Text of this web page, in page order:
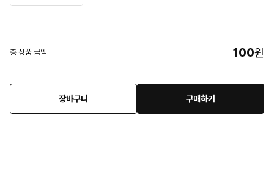
총 상품 금액 100원
장바구니 구매하기